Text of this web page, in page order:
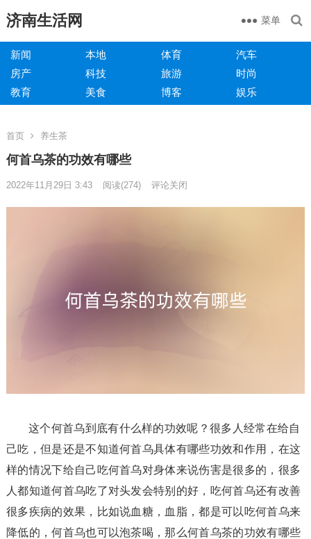
济南生活网 菜单
新闻 本地 体育
汽车
房产
科技 旅游
时尚
教育
美食 博客 娱乐
首页 养生茶
何首乌茶的功效有哪些
2022年11月29日 3:43 阅读(274) 评论关闭
这个何首乌到底有什么样的功效呢？很多人经常在给自
己吃，但是还是不知道何首乌具体有哪些功效和作用，在这
样的情况下给自己吃何首乌对身体来说伤害是很多的，很多
人都知道何首乌吃了对头发会特别的好，吃何首乌还有改善
很多疾病的效果，比如说血糖，血脂，都是可以吃何首乌来
降低的，何首乌也可以泡茶喝，那么何首乌茶的功效有哪些